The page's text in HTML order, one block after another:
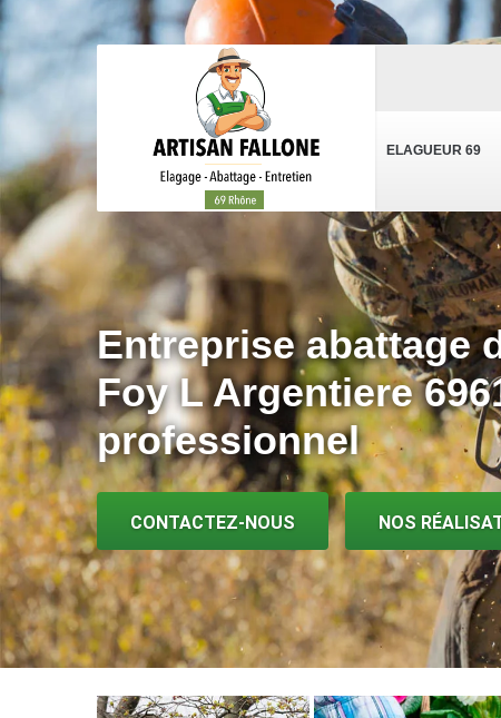
ELAGUEUR 69
Entreprise abattage
Foy L Argentiere
professionnel
CONTACTEZ-NOUS NOS